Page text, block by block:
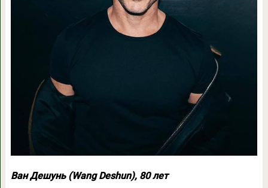
Ван Дешунь (Wang Deshun), 80 лет